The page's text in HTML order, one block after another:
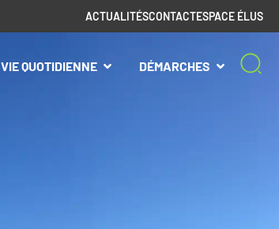
ACTUALITÉSCONTACTESPACE ÉLUS
VIE QUOTIDIENNE DÉMARCHES